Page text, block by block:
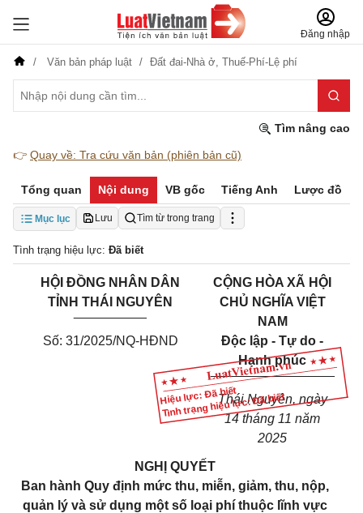
Đăng nhập
Văn bản pháp luật Đất đai-Nhà ở, Thuế-Phí-Lệ phí
Tìm nâng cao
👉 Quay về: Tra cứu văn bản (phiên bản cũ)
Tổng quan Nội dung VB gốc Tiếng Anh Lược đồ
Mục lục Lưu Tìm từ trong trang
Tình trạng hiệu lực: Đã biết
Hiệu lực: Đã biết
Tình trạng hiệu lực: Đã biết
HỘI ĐỒNG NHÂN DÂN
TỈNH THÁI NGUYÊN
Số: 31/2025/NQ-HĐND
CỘNG HÒA XÃ HỘI
CHỦ NGHĨA VIỆT
NAM
Độc lập - Tự do -
Hạnh phúc
_________________
Thái Nguyên, ngày
14 tháng 11 năm
2025
NGHỊ QUYẾT
Ban hành Quy định mức thu, miễn, giảm, thu, nộp,
quản lý và sử dụng một số loại phí thuộc lĩnh vực